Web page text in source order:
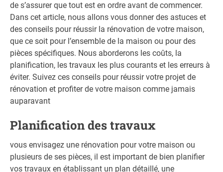
de s’assurer que tout est en ordre avant de commencer.
Dans cet article, nous allons vous donner des astuces et
des conseils pour réussir la rénovation de votre maison,
que ce soit pour l’ensemble de la maison ou pour des
pièces spécifiques. Nous aborderons les coûts, la
planification, les travaux les plus courants et les erreurs à
éviter. Suivez ces conseils pour réussir votre projet de
rénovation et profiter de votre maison comme jamais
auparavant
Planification des travaux
vous envisagez une rénovation pour votre maison ou
plusieurs de ses pièces, il est important de bien planifier
vos travaux en établissant un plan détaillé, une